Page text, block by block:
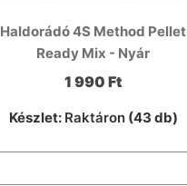
Haldorádó 4S Method Pellet
Ready Mix - Nyár
1 990 Ft
Készlet: Raktáron(43 db)